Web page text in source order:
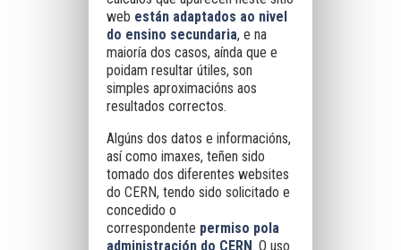
web están adaptados ao nivel
do ensino secundaria, e na
maioría dos casos, aínda que e
poidam resultar útiles, son
simples aproximacións aos
resultados correctos.
Algúns dos datos e informacións,
así como imaxes, teñen sido
tomado dos diferentes websites
do CERN, tendo sido solicitado e
concedido o
correspondente permiso pola
administración do CERN. O uso